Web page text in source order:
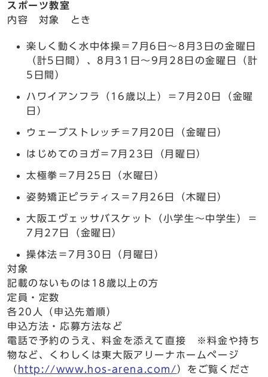
スポーツ教室
内容 対象 とき
楽しく動く水中体操＝7月6日～8月3日の金曜日
（計5日間）、8月31日～9月28日の金曜日（計
5日間）
ハワイアンフラ（16歳以上）＝7月20日（金曜
日）
ウェーブストレッチ＝7月20日（金曜日）
はじめてのヨガ＝7月23日（月曜日）
太極拳＝7月25日（水曜日）
姿勢矯正ピラティス＝7月26日（木曜日）
大阪エヴェッサバスケット（小学生～中学生）＝
7月27日（金曜日）
操体法＝7月30日（月曜日）
対象
記載のないものは18歳以上の方
定員・定数
各20人（申込先着順）
申込方法・応募方法など
電話で予約のうえ、料金を添えて直接 ※料金や持ち
物など、くわしくは東大阪アリーナホームページ
（ http://www.hos-arena.com/）をご覧くださ